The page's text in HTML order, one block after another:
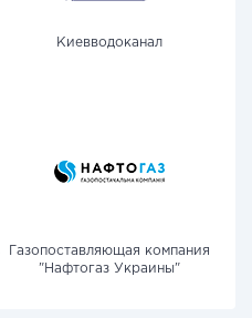
Киевводоканал
Газопоставляющая компания
"Нафтогаз Украины"